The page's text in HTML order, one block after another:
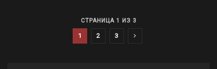
СТРАНИЦА 1 ИЗ 3
1 2 3